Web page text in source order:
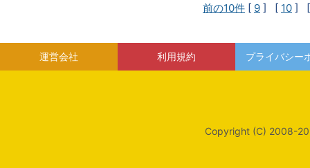
前の10件 [ 9 ] [ 10 ]
運営会社 利用規約 プライバシー
Copyright (C) 2008-